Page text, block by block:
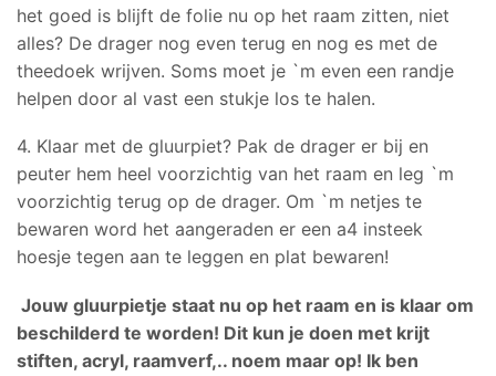
het goed is blijft de folie nu op het raam zitten, niet
alles? De drager nog even terug en nog es met de
theedoek wrijven. Soms moet je `m even een randje
helpen door al vast een stukje los te halen.
4. Klaar met de gluurpiet? Pak de drager er bij en
peuter hem heel voorzichtig van het raam en leg `m
voorzichtig terug op de drager. Om `m netjes te
bewaren word het aangeraden er een a4 insteek
hoesje tegen aan te leggen en plat bewaren!
Jouw gluurpietje staat nu op het raam en is klaar om
beschilderd te worden! Dit kun je doen met krijt
stiften, acryl, raamverf,.. noem maar op! Ik ben